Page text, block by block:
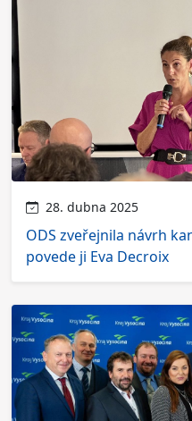
28. dubna 2025
ODS zveřejnila návrh
povede ji Eva Decroix